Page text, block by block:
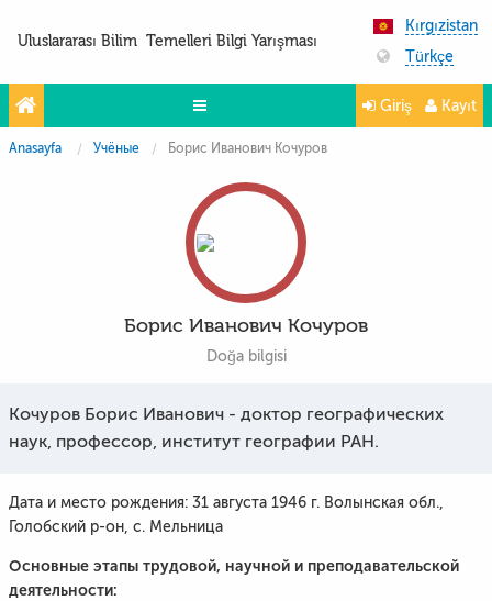
Uluslararası Bilim Temelleri Bilgi Yarışması
Kırgızistan
Türkçe
Yarışmalar
Giriş Kayıt
Anasayfa Учёные Борис Иванович Кочуров
Борис Иванович Кочуров
Doğa bilgisi
Кочуров Борис Иванович - доктор географических
наук, профессор, институт географии РАН.
Дата и место рождения: 31 августа 1946 г. Волынская обл.,
Голобский р-он, с. Мельница
Основные этапы трудовой, научной и преподавательской
деятельности: